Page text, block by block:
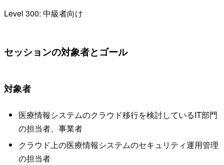
Level 300: 中級者向け
セッションの対象者とゴール
対象者
医療情報システムのクラウド移行を検討しているIT部門
の担当者、事業者
クラウド上の医療情報システムのセキュリティ運用管理
の担当者